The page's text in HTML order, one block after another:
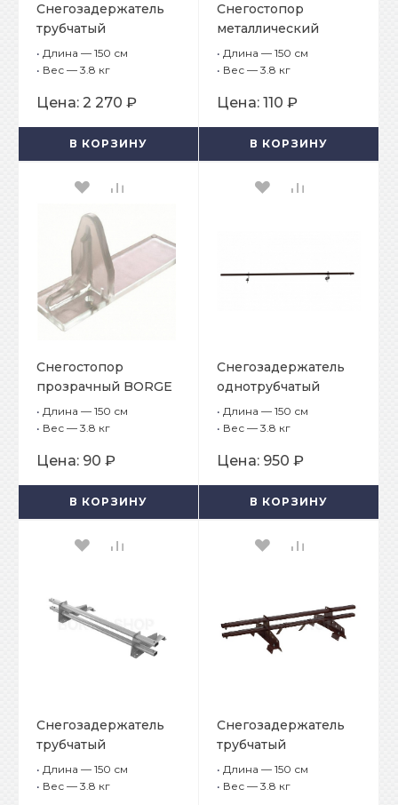
Снегозадержатель
трубчатый
плоскоовальный
BORGE 25х45мм, L-1,5
металлочерепицы с
шагом обрешётки
400 мм
• Длина — 150 см
• Вес — 3.8 кг
Цена: 2 270 ₽
В КОРЗИНУ
Снегостопор
металлический
BORGE для гибкой
черепицы
• Длина — 150 см
• Вес — 3.8 кг
Цена: 110 ₽
В КОРЗИНУ
Снегостопор
прозрачный BORGE
для мягкой кровли
• Длина — 150 см
• Вес — 3.8 кг
Цена: 90 ₽
В КОРЗИНУ
Снегозадержатель
однотрубчатый
BORGE 25х45 мм, L-
1,5 м, 2 опоры для
• Длина — 150 см
• Вес — 3.8 кг
Цена: 950 ₽
В КОРЗИНУ
Снегозадержатель
трубчатый
плоскоовальный
BORGE 25х45 мм, L-
• Длина — 150 см
• Вес — 3.8 кг
Снегозадержатель
трубчатый
плоскоовальный
BORGE 25х45 мм, L-
• Длина — 150 см
• Вес — 3.8 кг